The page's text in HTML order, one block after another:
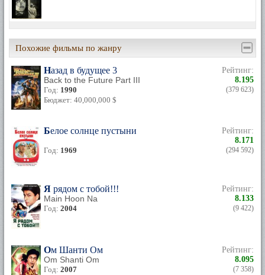
Похожие фильмы по жанру
Назад в будущее 3
Back to the Future Part III
Год: 1990
Бюджет: 40,000,000 $
Рейтинг:
8.195
(379 623)
Белое солнце пустыни
Год: 1969
Рейтинг:
8.171
(294 592)
Я рядом с тобой!!!
Main Hoon Na
Год: 2004
Рейтинг:
8.133
(9 422)
Ом Шанти Ом
Om Shanti Om
Год: 2007
Рейтинг:
8.095
(7 358)